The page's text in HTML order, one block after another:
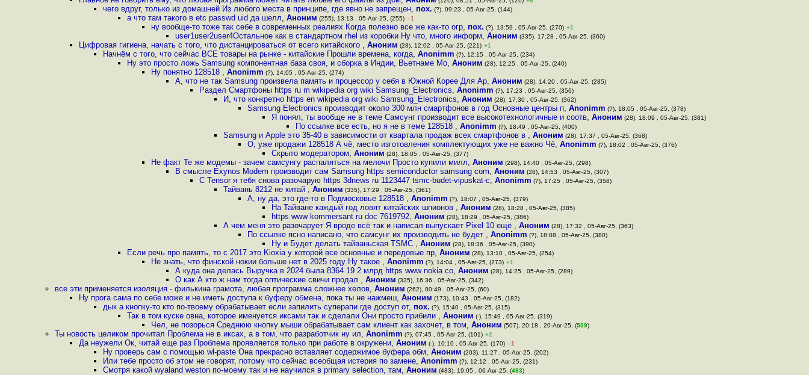
чего вдруг, только из домашней Из любого места в принципе, где явно не запрещен, пох. (?), 09:23 , 05-Авг-25, (144)
а что там такого в etc passwd uid да шелл, Аноним (255), 13:13 , 05-Авг-25, (255) –1
ну вообще-то тоже так себе в современных реалиях Когда полезно все же как-то огр, пох. (?), 13:59 , 05-Авг-25, (270) +1
user1user2user4Остальное как в стандартном rhel из коробки Ну что, много информ, Аноним (335), 17:28 , 05-Авг-25, (360)
Цифровая гигиена, начать с того, что дистанцироваться от всего китайского , Аноним (28), 12:02 , 05-Авг-25, (221) +1
Начнём с того, что сейчас ВСЕ товары на рынке - китайские Прошли времена, когда, Anonimm (?), 12:15 , 05-Авг-25, (234)
Ну это просто ложь Samsung компонентная база своя, и сборка в Индии, Вьетнаме Мо, Аноним (28), 12:25 , 05-Авг-25, (240)
Ну понятно 128518 , Anonimm (?), 14:05 , 05-Авг-25, (274)
А, что не так Samsung произвела память и процессор у себя в Южной Корее Для Ap, Аноним (28), 14:20 , 05-Авг-25, (285)
Раздел Смартфоны https ru m wikipedia org wiki Samsung_Electronics, Anonimm (?), 17:23 , 05-Авг-25, (356)
И, что конкретно https en wikipedia org wiki Samsung_Electronics, Аноним (28), 17:30 , 05-Авг-25, (362)
Samsung Electronics производит около 300 млн смартфонов в год Основные центры п, Anonimm (?), 18:05 , 05-Авг-25, (378)
Я понял, ты вообще не в теме Самсунг производит все высокотехнологичные и соотв, Аноним (28), 18:09 , 05-Авг-25, (381)
По ссылке все есть, но я не в теме 128518 , Anonimm (?), 18:49 , 05-Авг-25, (400)
Samsung и Apple это 35-40 в зависимости от квартала продаж всех смартфонов в , Аноним (28), 17:37 , 05-Авг-25, (368)
О, уже продажи 128518 А чё, место изготовления комплектующих уже не важно Чё, Anonimm (?), 18:02 , 05-Авг-25, (376)
Скрыто модератором, Аноним (28), 18:05 , 05-Авг-25, (377)
Не факт Те же модемы - зачем самсунгу распаляться на мелочи Просто купили милл, Аноним (298), 14:40 , 05-Авг-25, (298)
В смысле Exynos Modem производит сам Samsung https semiconductor samsung com, Аноним (28), 14:53 , 05-Авг-25, (307)
С Tensor я тебя снова разочарую https 3dnews ru 1123447 tsmc-budet-vipuskat-c, Anonimm (?), 17:25 , 05-Авг-25, (358)
Тайвань 8212 не китай , Аноним (335), 17:29 , 05-Авг-25, (361)
А, ну да, это где-то в Подмосковье 128518 , Anonimm (?), 18:07 , 05-Авг-25, (379)
На Тайване каждый год ловят китайских шпионов , Аноним (28), 18:28 , 05-Авг-25, (385)
https www kommersant ru doc 7619792, Аноним (28), 18:29 , 05-Авг-25, (386)
А чем меня это разочарует Я вроде всё так и написал выпускает Pixel 10 ещё , Аноним (28), 17:32 , 05-Авг-25, (363)
По ссылке ясно написано, что самсунг их производить не будет , Anonimm (?), 18:08 , 05-Авг-25, (380)
Ну и Будет делать тайваньская TSMC , Аноним (28), 18:36 , 05-Авг-25, (390)
Если речь про память, то с 2017 это Kioxia у которой все основные и передовые пр, Аноним (28), 13:10 , 05-Авг-25, (254)
Не знать, что финской нокии больше нет в 2025 году Ну такое , Anonimm (?), 14:04 , 05-Авг-25, (273) +1
А куда она делась Выручка в 2024 была 8364 19 2 млрд https www nokia co, Аноним (28), 14:25 , 05-Авг-25, (289)
О как А кто ж нам тогда оптические свичи продал , Аноним (335), 16:36 , 05-Авг-25, (342)
все эти применяется изоляция - филькина грамота, любая программа сложнее хелов, Аноним (262), 00:49 , 05-Авг-25, (60)
Ну прога сама по себе може и не иметь доступа к буферу обмена, пока ты не нажмеш, Аноним (173), 10:43 , 05-Авг-25, (182)
дык а кнопку-то кто по-твоему обрабатывает если запилить суперапи где доступ от, пох. (?), 15:40 , 05-Авг-25, (315)
Так в том куске овна, которое именуется иксами так и сделали Они просто прибили , Аноним (-), 15:49 , 05-Авг-25, (319)
Чел, не позорься Среднюю кнопку мыши обрабатывает сам клиент как захочет, в том, Аноним (507), 20:18 , 20-Авг-25, (509)
Ты новость целиком прочитал Проблема не в иксах, а в том, что разработчик ну ил, Anonimm (?), 07:45 , 05-Авг-25, (101) +2
Да неужели Ок, читай еще раз Проблема проявляется только при работе в окружени, Аноним (-), 10:10 , 05-Авг-25, (170) –1
Ну проверь сам с помощью wl-paste Она прекрасно вставляет содержимое буфера обм, Аноним (203), 11:27 , 05-Авг-25, (202)
Или тебе просто об этом не говорят, потому что сейчас всеобщая истерия по замене, Anonimm (?), 12:12 , 05-Авг-25, (231)
Смотря какой wyaland weston по-моему так и не научился в primary selection, там, Аноним (483), 19:05 , 06-Авг-25, (483)